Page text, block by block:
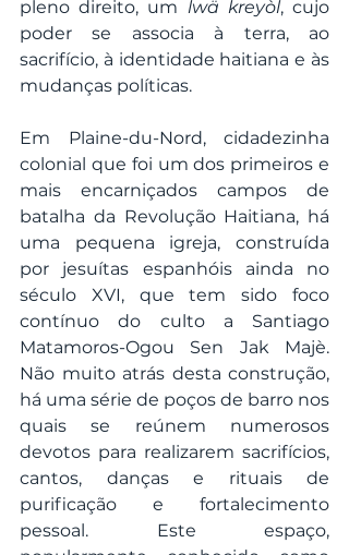
pleno direito, um lwä kreyòl, cujo
poder se associa à terra, ao
sacrifício, à identidade haitiana e às
mudanças políticas.
Em Plaine-du-Nord, cidadezinha
colonial que foi um dos primeiros e
mais encarniçados campos de
batalha da Revolução Haitiana, há
uma pequena igreja, construída
por jesuítas espanhóis ainda no
século XVI, que tem sido foco
contínuo do culto a Santiago
Matamoros-Ogou Sen Jak Majè.
Não muito atrás desta construção,
há uma série de poços de barro nos
quais se reúnem numerosos
devotos para realizarem sacrifícios,
cantos, danças e rituais de
purificação e fortalecimento
pessoal. Este espaço,